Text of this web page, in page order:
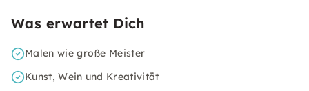
Was erwartet Dich
Malen wie große Meister
Kunst, Wein und Kreativität